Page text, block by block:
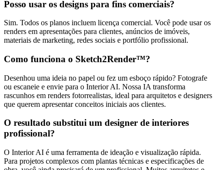
Posso usar os designs para fins comerciais?
Sim. Todos os planos incluem licença comercial. Você pode usar os
renders em apresentações para clientes, anúncios de imóveis,
materiais de marketing, redes sociais e portfólio profissional.
Como funciona o Sketch2Render™?
Desenhou uma ideia no papel ou fez um esboço rápido? Fotografe
ou escaneie e envie para o Interior AI. Nossa IA transforma
rascunhos em renders fotorrealistas, ideal para arquitetos e designers
que querem apresentar conceitos iniciais aos clientes.
O resultado substitui um designer de interiores
profissional?
O Interior AI é uma ferramenta de ideação e visualização rápida.
Para projetos complexos com plantas técnicas e especificações de